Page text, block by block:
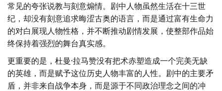
常见的夸张说教与刻意煽情。剧中人物虽然生活在十三世
纪，却没有刻意追求晦涩古奥的语言，而是通过富有生命力
的对白展现人物性格，并不断推动剧情发展，使整部作品始
终保持着强烈的舞台真实感。
更重要的是，杜曼·拉马赞没有把术赤塑造成一个完美无缺
的英雄，而是赋予这位历史人物丰富的人性。剧中的主要矛
盾，并非来自战争本身，而是源于不同政治理念之间的冲